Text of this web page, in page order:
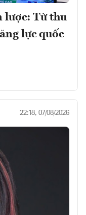
lược: Từ thu
lực quốc
22:18, 07/08/2026